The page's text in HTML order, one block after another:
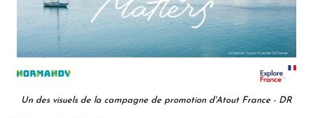
Un des visuels de la campagne de promotion d'Atout France - DR